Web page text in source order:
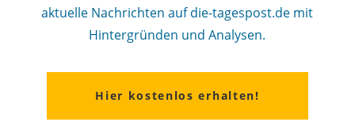
aktuelle Nachrichten auf die-tagespost.de mit
Hintergründen und Analysen.
Hier kostenlos erhalten!